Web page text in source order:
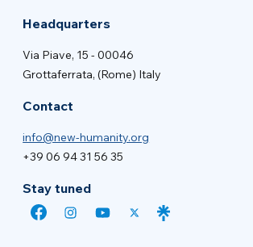
Headquarters
Via Piave, 15 - 00046
Grottaferrata, (Rome) Italy
Contact
info@new-humanity.org
+39 06 94 31 56 35
Stay tuned